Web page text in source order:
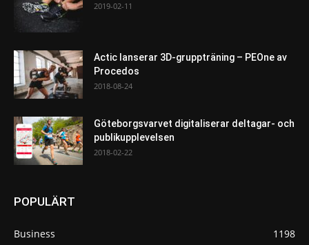
2019-02-11
Actic lanserar 3D-gruppträning – PEOne av
Procedos
2018-08-24
Göteborgsvarvet digitaliserar deltagar- och
publikupplevelsen
2018-02-22
POPULÄRT
Business
1198